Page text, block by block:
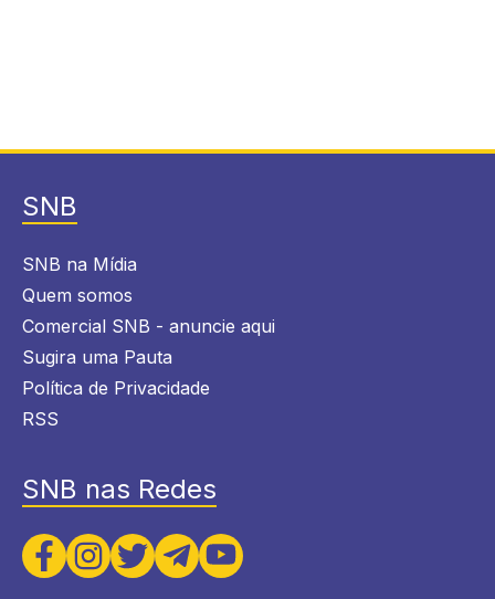
SNB
SNB na Mídia
Quem somos
Comercial SNB - anuncie aqui
Sugira uma Pauta
Política de Privacidade
RSS
SNB nas Redes